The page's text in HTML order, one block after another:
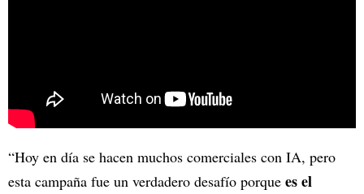
“Hoy en día se hacen muchos comerciales con IA, pero
esta campaña fue un verdadero desafío porque es el